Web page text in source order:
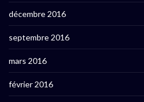
décembre 2016
septembre 2016
mars 2016
février 2016